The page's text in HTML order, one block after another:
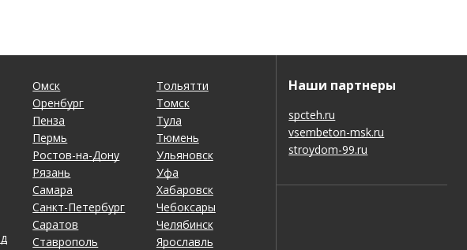
Омск
Оренбург
Пенза
Пермь
Ростов-на-Дону
Рязань
Самара
Санкт-Петербург
Саратов
Ставрополь
Тольятти
Томск
Тула
Тюмень
Ульяновск
Уфа
Хабаровск
Чебоксары
Челябинск
Ярославль
Наши партнеры
spcteh.ru
vsembeton-msk.ru
stroydom-99.ru